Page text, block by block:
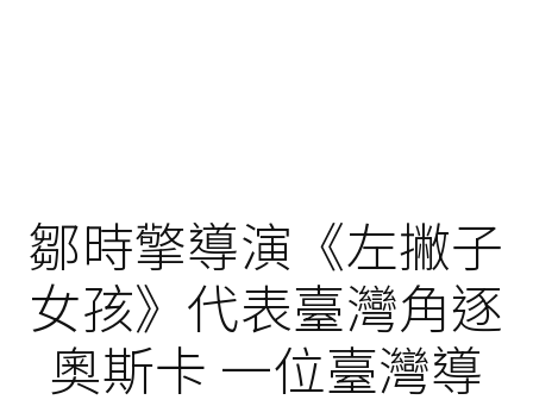
鄒時擎導演《左撇子
女孩》代表臺灣角逐
奧斯卡 一位臺灣導